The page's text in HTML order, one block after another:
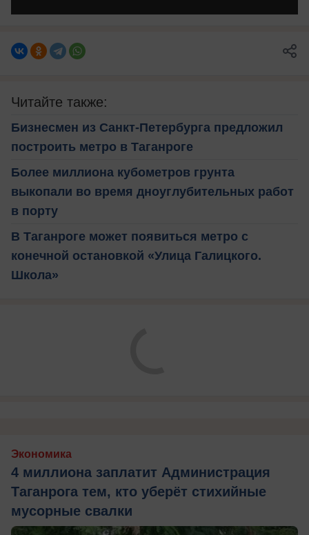
Читайте также:
Бизнесмен из Санкт-Петербурга предложил
построить метро в Таганроге
Более миллиона кубометров грунта
выкопали во время дноуглубительных работ
в порту
В Таганроге может появиться метро с
конечной остановкой «Улица Галицкого.
Школа»
Экономика
4 миллиона заплатит Администрация
Таганрога тем, кто уберёт стихийные
мусорные свалки